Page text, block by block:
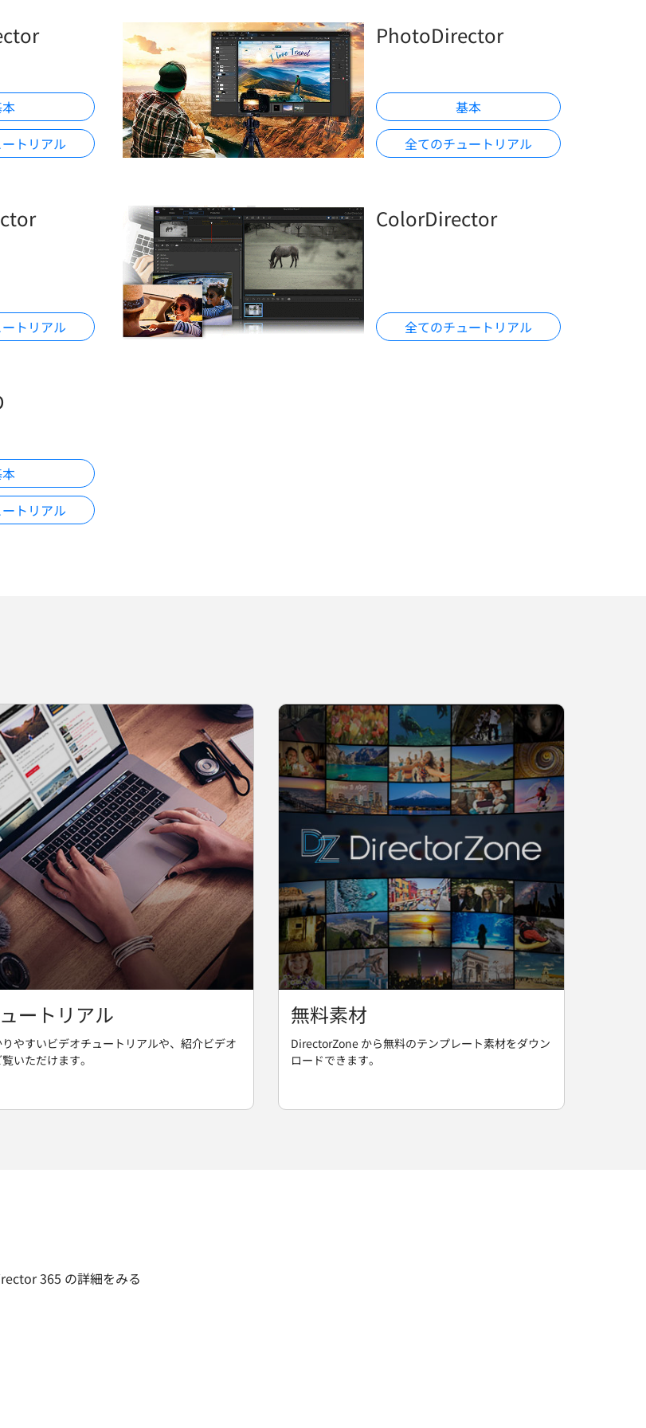
トリアル
PhotoDirector
基本
全てのチュートリアル
トリアル
ColorDirector
全てのチュートリアル
トリアル
ートリアル
りやすいビデオチュートリアルや、紹介ビデオ
いただけます。
無料素材
DirectorZone から無料のテンプレート素材をダウン
ロードできます。